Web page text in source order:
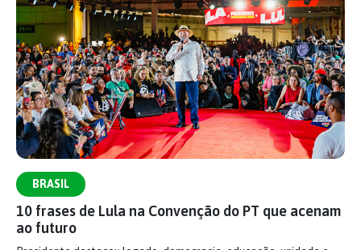
BRASIL
10 frases de Lula na Convenção do PT que acenam
ao futuro